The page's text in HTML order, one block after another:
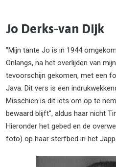
Jo Derks-van Dijk
"Mijn tante Jo is in 1944
Onlangs, na het overlijden van
tevoorschijn gekomen, met een
Java. Dit vers is een
Misschien is dit iets om op te
bewaard blijft", aldus haar nicht
Hieronder het gebed en de
foto) op haar sterfbed in het